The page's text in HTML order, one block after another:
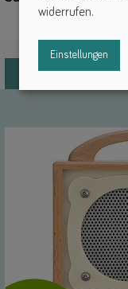
widerrufen.
Einstellungen